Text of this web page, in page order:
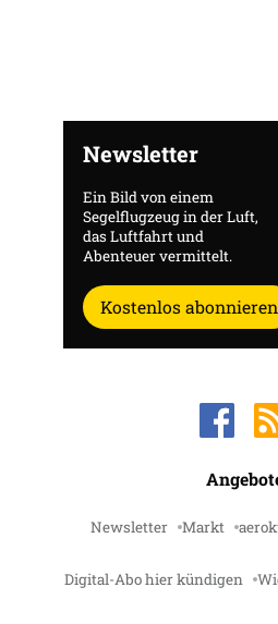
Newsletter
Ein Bild von einem
Segelflugzeug in der Luft,
das Luftfahrt und
Abenteuer vermittelt.
Kostenlos abonnieren
Newsletter Markt
Digital-Abo hier kündigen